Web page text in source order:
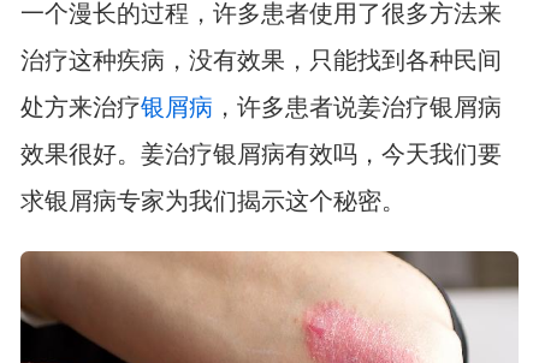
一个漫长的过程，许多患者使用了很多方法来
治疗这种疾病，没有效果，只能找到各种民间
处方来治疗银屑病 ，许多患者说姜治疗银屑病
效果很好。姜治疗银屑病有效吗，今天我们要
求银屑病专家为我们揭示这个秘密。